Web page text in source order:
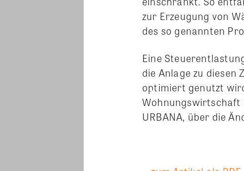
zur Erzeugung von
des so genannten
Eine
die Anlage zu
optimiert genutzt
Wohnungswirtschaft
URBANA, über die